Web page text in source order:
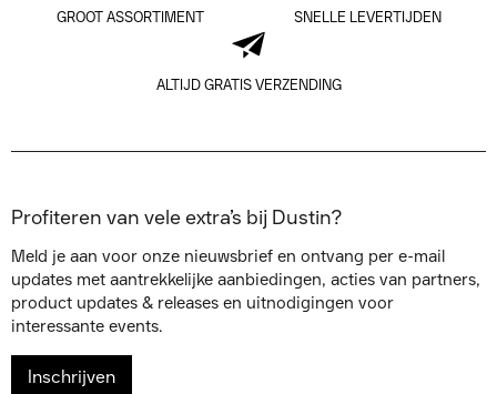
GROOT ASSORTIMENT SNELLE LEVERTIJDEN
ALTIJD GRATIS VERZENDING
Profiteren van vele extra’s bij Dustin?
Meld je aan voor onze nieuwsbrief en ontvang per e-mail
updates met aantrekkelijke aanbiedingen, acties van partners,
product updates & releases en uitnodigingen voor
interessante events.
Inschrijven